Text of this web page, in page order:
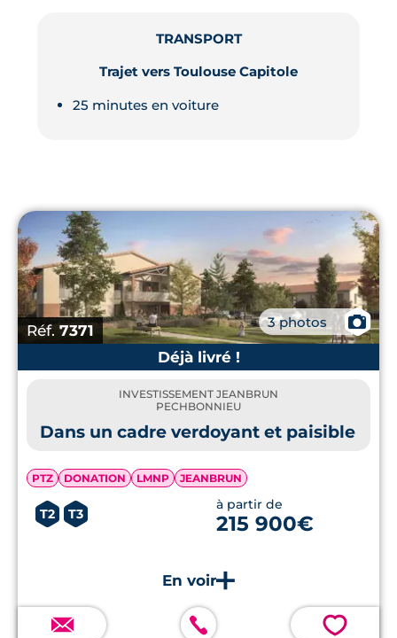
TRANSPORT
Trajet vers Toulouse Capitole
25 minutes en voiture
Réf. 7371 3 photos
📷
Déjà livré !
INVESTISSEMENT JEANBRUN
PECHBONNIEU
Dans un cadre verdoyant et paisible
PTZ DONATION LMNP JEANBRUN
T2 T3
à partir de
215 900€
💗